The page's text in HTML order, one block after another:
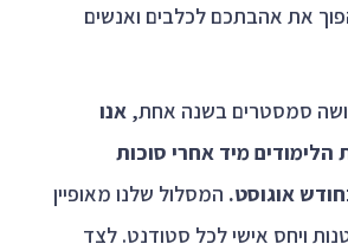
את אהבתכם לכלבים ואנשים
סמסטרים בשנה אחת, אנו
מיד אחרי סוכות
אוגוסט. המסלול שלנו מאופיין
ויחס אישי לכל סטודנט. לצד